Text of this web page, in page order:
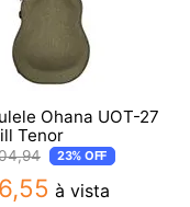
Ohana UOT-27
Tenor
,94 23% OFF
,55 à vista